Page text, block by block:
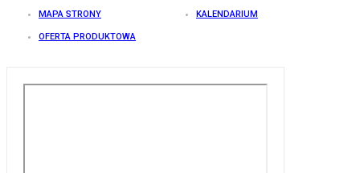
MAPA STRONY KALENDARIUM
OFERTA PRODUKTOWA